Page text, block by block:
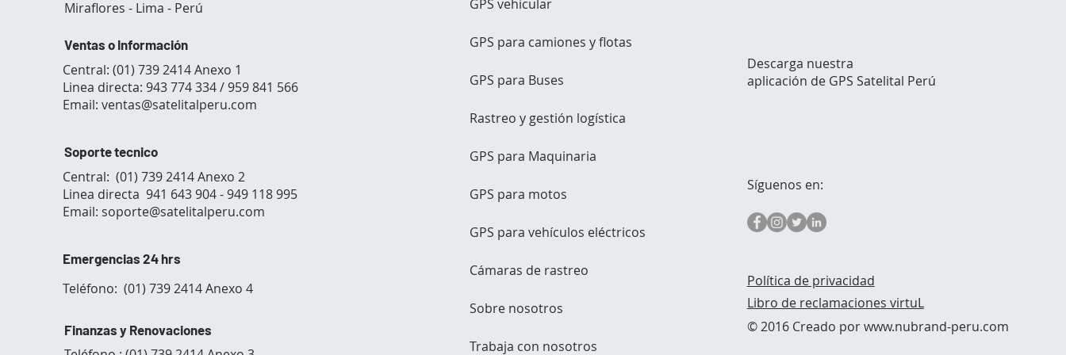
Miraflores - Lima - Perú​
Ventas o Información
Central: (01) 739 2414 Anexo 1
Linea directa: 943 774 334 / 959 841 566
Email: ventas@satelitalperu.com
Soporte tecnico
Central: (01) 739 2414 Anexo 2
Linea directa 941 643 904 - 949 118 995
Email: soporte@satelitalperu.com
Emergencias 24 hrs
Teléfono: (01) 739 2414 Anexo 4
Finanzas y Renovaciones
GPS vehicular
GPS para camiones y flotas
GPS para Buses
Rastreo y gestión logística
GPS para Maquinaria
GPS para motos
GPS para vehículos eléctricos
Cámaras de rastreo
Sobre nosotros
Trabaja con nosotros
Descarga nuestra
aplicación de GPS Satelital Perú
Síguenos en:
Política de privacidad
Libro de reclamaciones virtuL
© 2016 Creado porwww.nubrand-peru.com